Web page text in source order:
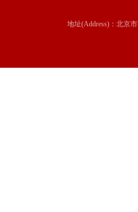
地址(Address)：北京